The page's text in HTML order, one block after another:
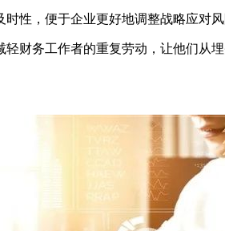
性，便于企业更好地调整战略应对风
财务工作者的重复劳动，让他们从